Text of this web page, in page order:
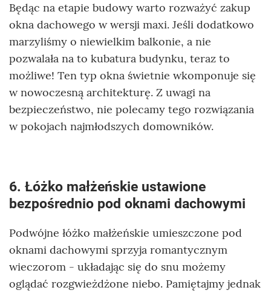
Będąc na etapie budowy warto rozważyć zakup
okna dachowego w wersji maxi. Jeśli dodatkowo
marzyliśmy o niewielkim balkonie, a nie
pozwalała na to kubatura budynku, teraz to
możliwe! Ten typ okna świetnie wkomponuje się
w nowoczesną architekturę. Z uwagi na
bezpieczeństwo, nie polecamy tego rozwiązania
w pokojach najmłodszych domowników.
6. Łóżko małżeńskie ustawione
bezpośrednio pod oknami dachowymi
Podwójne łóżko małżeńskie umieszczone pod
oknami dachowymi sprzyja romantycznym
wieczorom - układając się do snu możemy
oglądać rozgwieżdżone niebo. Pamiętajmy jednak